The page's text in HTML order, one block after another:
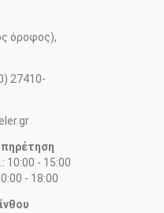
όροφος),
27410-
10:00 - 15:00
- 18:00